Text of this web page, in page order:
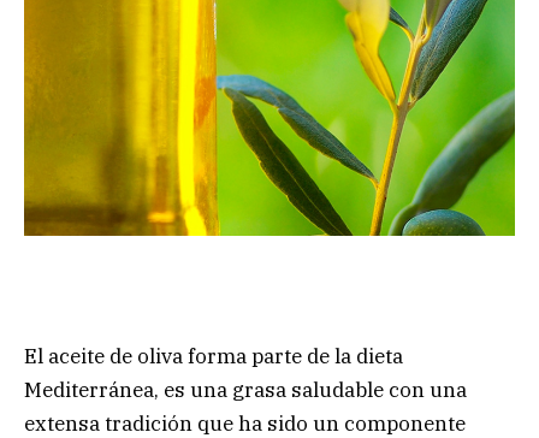
El aceite de oliva forma parte de la dieta
Mediterránea, es una grasa saludable con una
extensa tradición que ha sido un componente